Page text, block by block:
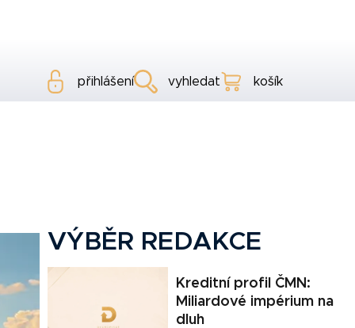
přihlášení vyhledat košík
VÝBĚR REDAKCE
Kreditní profil ČMN:
Miliardové impérium na
dluh